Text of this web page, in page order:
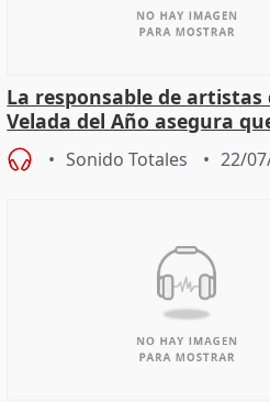
La responsable de artistas
Velada del Año asegura
"Andalucía está muy
cita
Sonido Totales 22/